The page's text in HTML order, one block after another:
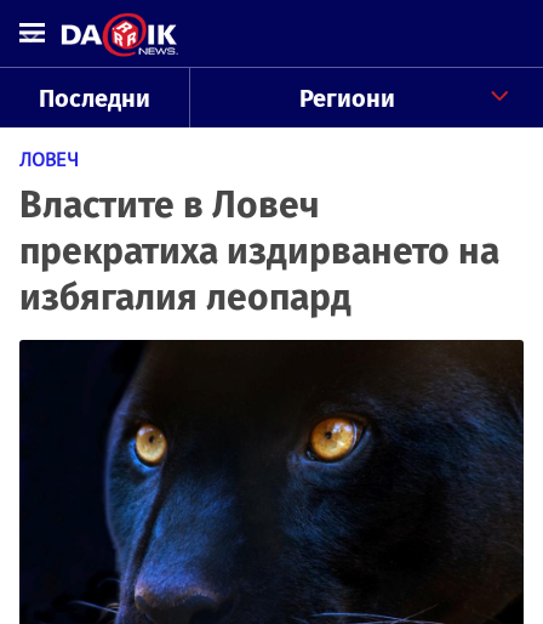
Последни Региони
ЛОВЕЧ
Властите в Ловеч
прекратиха издирването на
избягалия леопард